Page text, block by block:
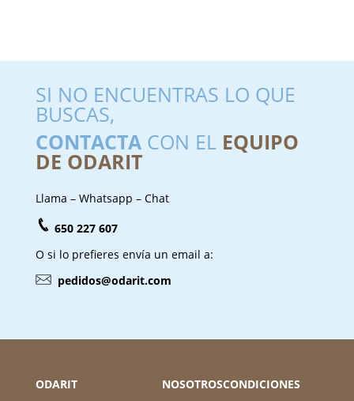
SI NO ENCUENTRAS LO QUE
BUSCAS,
CONTACTACON EL EQUIPO
DE ODARIT
Llama – Whatsapp – Chat
650 227 607
O si lo prefieres envía un email a:
pedidos@odarit.com
ODARIT NOSOTROSCONDICIONES